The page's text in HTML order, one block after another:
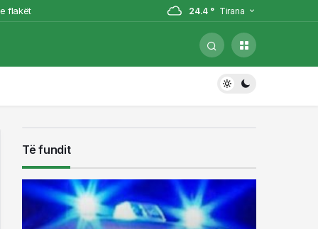
flakët
24.4 ° Tirana
Të fundit